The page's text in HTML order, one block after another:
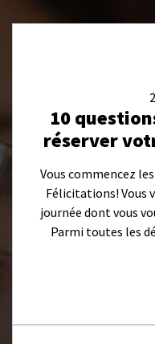
10
réserver
Vous commencez
Félicitations! Vous
journée dont vous
Parmi toutes les